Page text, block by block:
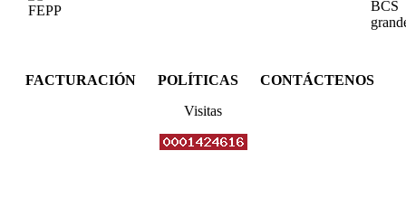
FACTURACIÓN POLÍTICAS CONTÁCTENOS
Visitas